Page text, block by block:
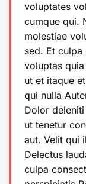
voluptates
cumque qui.
molestiae
sed. Et
voluptas
ut et itaque
qui nulla
Dolor
ut tenetur
aut. Velit qui
Delectus
culpa